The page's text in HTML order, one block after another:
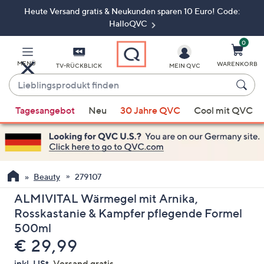
ZumHeute Versand gratis & Neukunden sparen 10 Euro! Code:
HalloQVC
MENÜ TV-RÜCKBLICK
Lieblingsprodukt
finden
Vorschläge
verfügbar
sind,
verwenden
Sie
die
Pfeiltasten
nach
oben
und
nach
MEIN QVC
0
WARENKORB
Tagesangebot Neu 30 Jahre QVC Cool mit QVC
Beauty 279107
ALMIVITAL Wärmegel mit Arnika,
Rosskastanie & Kampfer pflegende Formel
500ml
Gelöscht
€ 29,99